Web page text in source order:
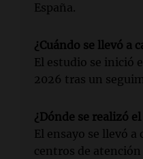
España.
¿Cuándo se llevó a
El estudio se inició
2026 tras un
¿Dónde se realizó
El ensayo se llevó a
centros de